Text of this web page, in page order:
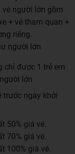
vé người lớn gồm
+ vé tham quan +
riêng.
người lớn
chỉ được 1 trẻ em
lớn
trước ngày khởi
50% giá vé.
70% giá vé.
100% giá vé.